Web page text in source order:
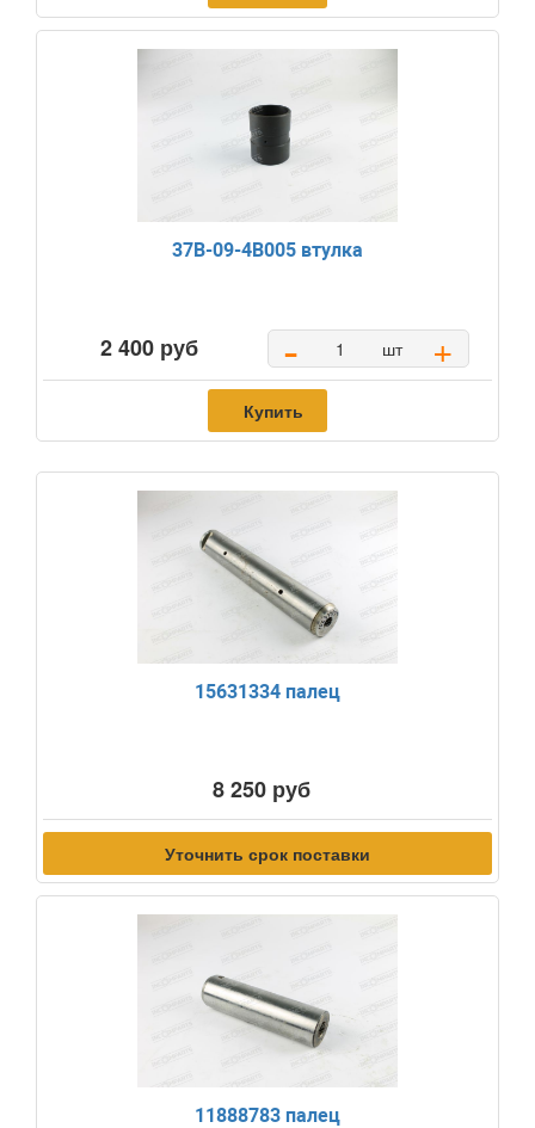
37B-09-4B005 втулка
2 400 руб - шт +
Купить
15631334 палец
8 250 руб
Уточнить срок поставки
11888783 палец